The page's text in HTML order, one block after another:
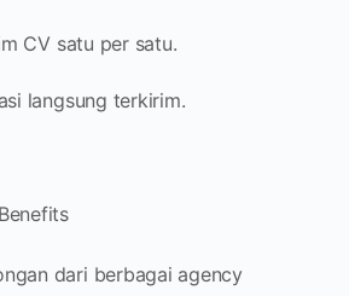
CV satu per satu.
langsung terkirim.
dari berbagai agency